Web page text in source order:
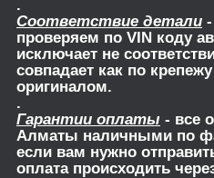
.
Соответствие детали
проверяем по VIN коду
исключает не
совпадает как по
оригиналом.
.
Гарантии оплаты - все
Алматы наличными по
если вам нужно
оплата происходить